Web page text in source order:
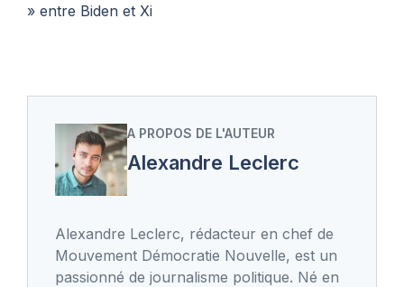
» entre Biden et Xi
A PROPOS DE L'AUTEUR
Alexandre Leclerc
Alexandre Leclerc, rédacteur en chef de
Mouvement Démocratie Nouvelle, est un
passionné de journalisme politique. Né en